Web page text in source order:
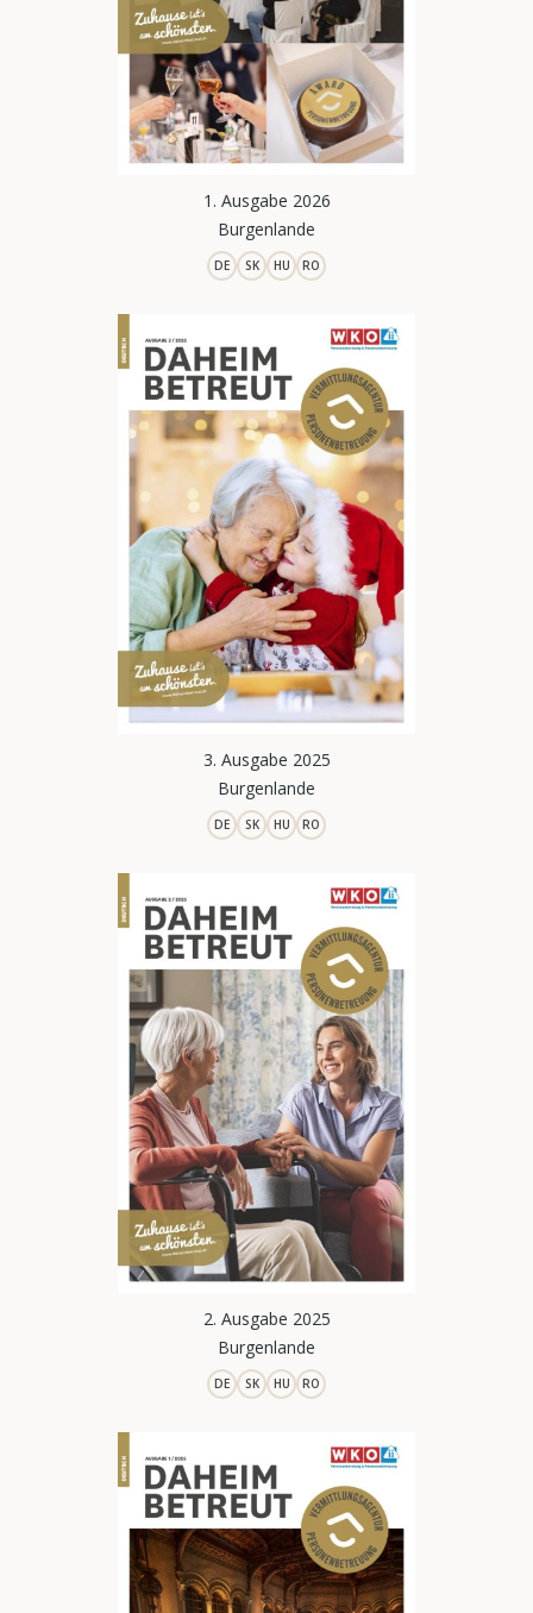
1. Ausgabe 2026
Burgenlande
DE SK HU RO
3. Ausgabe 2025
Burgenlande
DE SK HU RO
2. Ausgabe 2025
Burgenlande
DE SK HU RO